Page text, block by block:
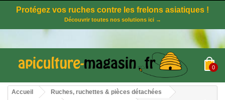
Protégez vos ruches contre les frelons asiatiques !
Découvrir toutes nos solutions ici →
0
Accueil
Ruches, ruchettes & pièces détachées